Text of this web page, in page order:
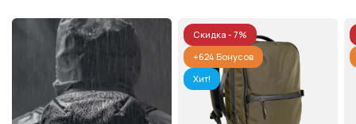
Скидка - 7%
+624 Бонусов
Хит!